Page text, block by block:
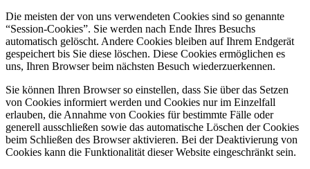
Die meisten der von uns verwendeten Cookies sind so genannte
“Session-Cookies”. Sie werden nach Ende Ihres Besuchs
automatisch gelöscht. Andere Cookies bleiben auf Ihrem Endgerät
gespeichert bis Sie diese löschen. Diese Cookies ermöglichen es
uns, Ihren Browser beim nächsten Besuch wiederzuerkennen.
Sie können Ihren Browser so einstellen, dass Sie über das Setzen
von Cookies informiert werden und Cookies nur im Einzelfall
erlauben, die Annahme von Cookies für bestimmte Fälle oder
generell ausschließen sowie das automatische Löschen der Cookies
beim Schließen des Browser aktivieren. Bei der Deaktivierung von
Cookies kann die Funktionalität dieser Website eingeschränkt sein.